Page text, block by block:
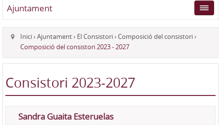
Ajuntament
Inici›Ajuntament› El Consistori›Composició del consistori›
Composició del consistori 2023 - 2027
Consistori 2023-2027
Sandra Guaita Esteruelas